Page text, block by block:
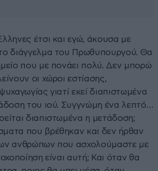
έτσι και εγώ, άκουσα με
διάγγελμα του Πρωθυπουργού. Θα
που με πονάει πολύ. Δεν μπορώ
οι χώροι εστίασης,
γιατί εκεί διαπιστωμένα
του ιού. Συγγνώμη ένα λεπτό…
διαπιστωμένα η μετάδοση;
που βρέθηκαν και δεν ήρθαν
ανθρώπων που ασχολούμαστε με
είναι αυτή; Και όταν θα